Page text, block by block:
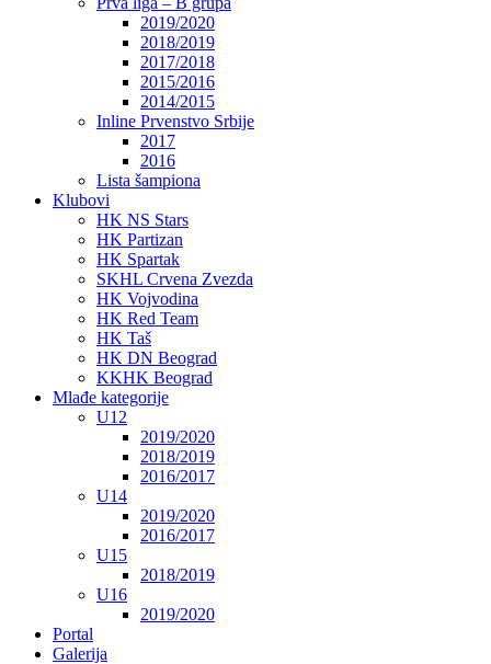
2019/2020
2018/2019
2017/2018
2015/2016
2014/2015
Inline Prvenstvo Srbije
2017
2016
Lista šampiona
Klubovi
HK NS Stars
HK Partizan
HK Spartak
SKHL Crvena Zvezda
HK Vojvodina
HK Red Team
HK Taš
HK DN Beograd
KKHK Beograd
Mlađe kategorije
U12
2019/2020
2018/2019
2016/2017
U14
2019/2020
2016/2017
U15
2018/2019
U16
2019/2020
Portal
Galerija